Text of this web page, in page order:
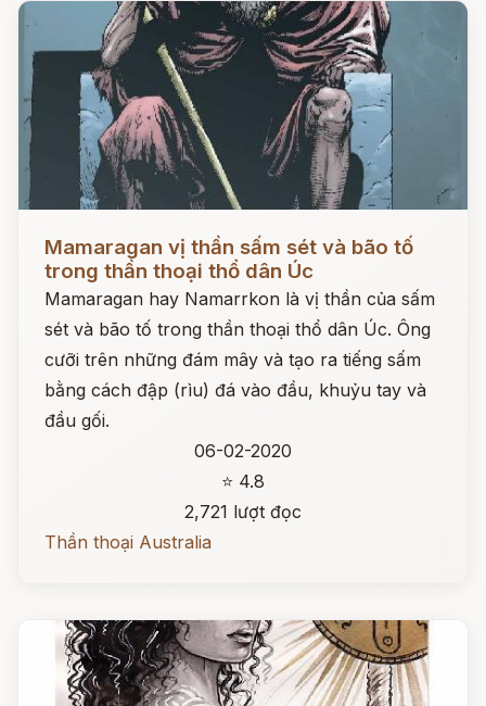
Mamaragan vị thần sấm sét và bão tố
trong thần thoại thổ dân Úc
Mamaragan hay Namarrkon là vị thần của sấm
sét và bão tố trong thần thoại thổ dân Úc. Ông
cưỡi trên những đám mây và tạo ra tiếng sấm
bằng cách đập (rìu) đá vào đầu, khuỷu tay và
đầu gối.
06-02-2020
⭐ 4.8
2,721 lượt đọc
Thần thoại Australia